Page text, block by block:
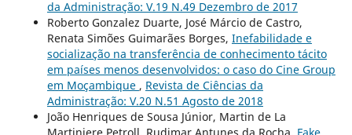
da Administração: V.19 N.49 Dezembro de 2017
Roberto Gonzalez Duarte, José Márcio de Castro,
Renata Simões Guimarães Borges, Inefabilidade e
socialização na transferência de conhecimento tácito
em países menos desenvolvidos: o caso do Cine Group
em Moçambique , Revista de Ciências da
Administração: V.20 N.51 Agosto de 2018
João Henriques de Sousa Júnior, Martin de La